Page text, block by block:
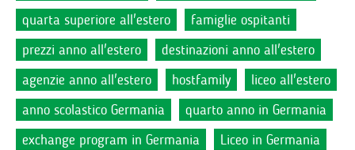
quarta superiore all'estero
famiglie ospitanti
prezzi anno all'estero
destinazioni anno all'estero
agenzie anno all'estero
hostfamily
liceo all'estero
anno scolastico Germania
quarto anno in Germania
exchange program in Germania
Liceo in Germania